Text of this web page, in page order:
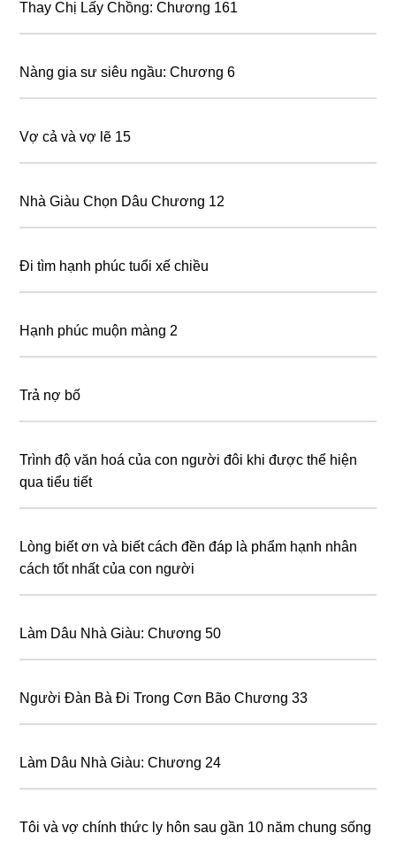
Thay Chị Lấy Chồng: Chương 161
Nàng gia sư siêu ngầu: Chương 6
Vợ cả và vợ lẽ 15
Nhà Giàu Chọn Dâu Chương 12
Đi tìm hạnh phúc tuổi xế chiều
Hạnh phúc muộn màng 2
Trả nợ bố
Trình độ văn hoá của con người đôi khi được thể hiện
qua tiểu tiết
Lòng biết ơn và biết cách đền đáp là phẩm hạnh nhân
cách tốt nhất của con người
Làm Dâu Nhà Giàu: Chương 50
Người Đàn Bà Đi Trong Cơn Bão Chương 33
Làm Dâu Nhà Giàu: Chương 24
Tôi và vợ chính thức ly hôn sau gần 10 năm chung sống